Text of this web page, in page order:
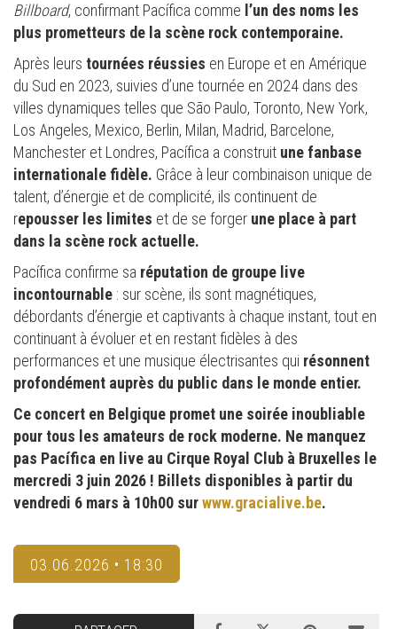
Billboard, confirmant Pacífica comme l’un des noms les
plus prometteurs de la scène rock contemporaine.
Après leurs tournées réussies en Europe et en Amérique
du Sud en 2023, suivies d’une tournée en 2024 dans des
villes dynamiques telles que São Paulo, Toronto, New York,
Los Angeles, Mexico, Berlin, Milan, Madrid, Barcelone,
Manchester et Londres, Pacífica a construit une fanbase
internationale fidèle. Grâce à leur combinaison unique de
talent, d’énergie et de complicité, ils continuent de
repousser les limites et de se forger une place à part
dans la scène rock actuelle.
Pacífica confirme sa réputation de groupe live
incontournable : sur scène, ils sont magnétiques,
débordants d’énergie et captivants à chaque instant, tout en
continuant à évoluer et en restant fidèles à des
performances et une musique électrisantes qui résonnent
profondément auprès du public dans le monde entier.
Ce concert en Belgique promet une soirée inoubliable
pour tous les amateurs de rock moderne. Ne manquez
pas Pacífica en live au Cirque Royal Club à Bruxelles le
mercredi 3 juin 2026 ! Billets disponibles à partir du
vendredi 6 mars à 10h00 surwww.gracialive.be.
03.06.2026 • 18:30